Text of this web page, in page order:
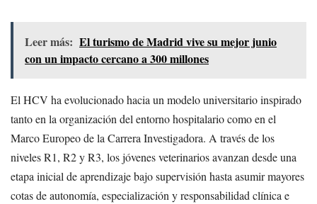
Leer más: El turismo de Madrid vive su mejor junio
con un impacto cercano a 300 millones
El HCV ha evolucionado hacia un modelo universitario inspirado
tanto en la organización del entorno hospitalario como en el
Marco Europeo de la Carrera Investigadora. A través de los
niveles R1, R2 y R3, los jóvenes veterinarios avanzan desde una
etapa inicial de aprendizaje bajo supervisión hasta asumir mayores
cotas de autonomía, especialización y responsabilidad clínica e